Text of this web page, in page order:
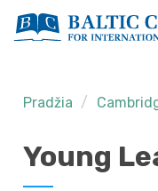
Pradžia
Young